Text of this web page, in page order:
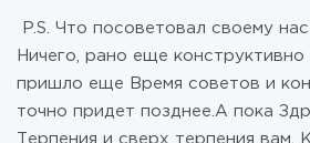
P.S. Что посоветовал своему
Ничего, рано еще конструктивно
пришло еще Время советов и
точно придет позднее.А пока
Терпения и сверх терпения вам,